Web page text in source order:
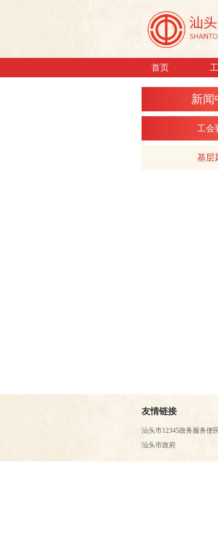
首页
新闻
工会
基层
友情链接
汕头市12345政务服务便
汕头市政府